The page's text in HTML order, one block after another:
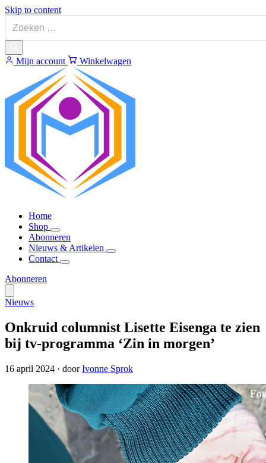
Skip to content
Mijn account Winkelwagen
Home
Shop
Abonneren
Nieuws & Artikelen
Contact
Abonneren
Nieuws
Onkruid columnist Lisette Eisenga te zien
bij tv-programma ‘Zin in morgen’
16 april 2024 · doorIvonne Sprok